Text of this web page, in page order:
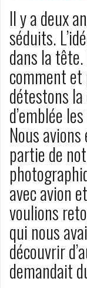
Il y a deux
séduits.
dans la
comment et
détestons
d’emblée
Nous
partie de
avec avion
voulions
qui nous
découvrir
demandait